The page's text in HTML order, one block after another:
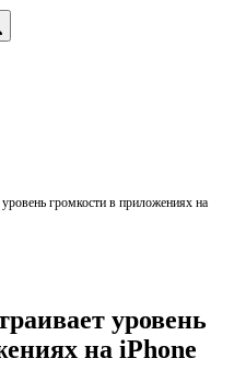
громкости в приложениях на
уровень
на iPhone